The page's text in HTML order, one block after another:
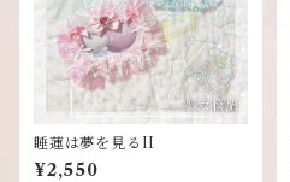
睡蓮は夢を見るII
¥2,550